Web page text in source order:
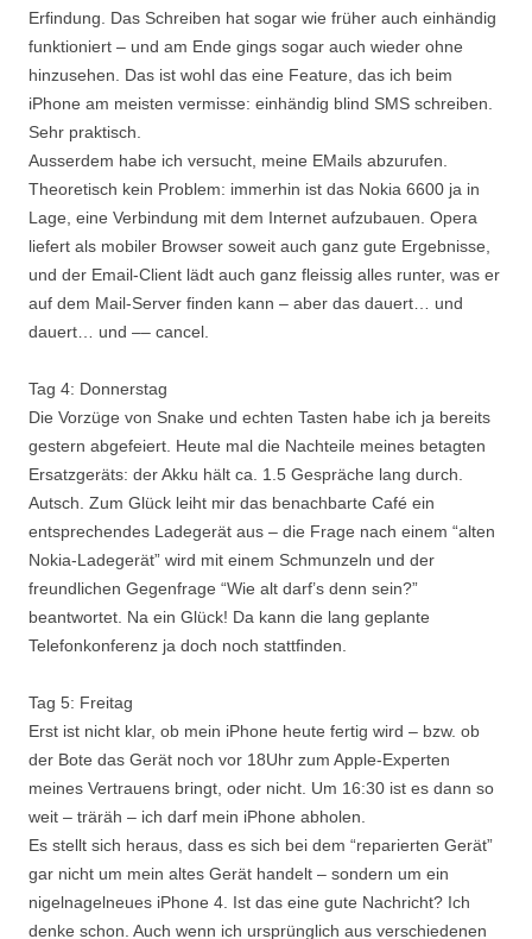
Erfindung. Das Schreiben hat sogar wie früher auch einhändig
funktioniert – und am Ende gings sogar auch wieder ohne
hinzusehen. Das ist wohl das eine Feature, das ich beim
iPhone am meisten vermisse: einhändig blind SMS schreiben.
Sehr praktisch.
Ausserdem habe ich versucht, meine EMails abzurufen.
Theoretisch kein Problem: immerhin ist das Nokia 6600 ja in
Lage, eine Verbindung mit dem Internet aufzubauen. Opera
liefert als mobiler Browser soweit auch ganz gute Ergebnisse,
und der Email-Client lädt auch ganz fleissig alles runter, was er
auf dem Mail-Server finden kann – aber das dauert… und
dauert… und –– cancel.
Tag 4: Donnerstag
Die Vorzüge von Snake und echten Tasten habe ich ja bereits
gestern abgefeiert. Heute mal die Nachteile meines betagten
Ersatzgeräts: der Akku hält ca. 1.5 Gespräche lang durch.
Autsch. Zum Glück leiht mir das benachbarte Café ein
entsprechendes Ladegerät aus – die Frage nach einem “alten
Nokia-Ladegerät” wird mit einem Schmunzeln und der
freundlichen Gegenfrage “Wie alt darf’s denn sein?”
beantwortet. Na ein Glück! Da kann die lang geplante
Telefonkonferenz ja doch noch stattfinden.
Tag 5: Freitag
Erst ist nicht klar, ob mein iPhone heute fertig wird – bzw. ob
der Bote das Gerät noch vor 18Uhr zum Apple-Experten
meines Vertrauens bringt, oder nicht. Um 16:30 ist es dann so
weit – träräh – ich darf mein iPhone abholen.
Es stellt sich heraus, dass es sich bei dem “reparierten Gerät”
gar nicht um mein altes Gerät handelt – sondern um ein
nigelnagelneues iPhone 4. Ist das eine gute Nachricht? Ich
denke schon. Auch wenn ich ursprünglich aus verschiedenen